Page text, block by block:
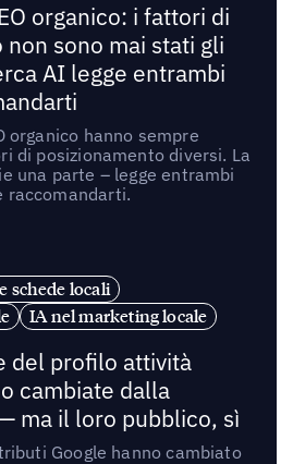
organico: i fattori di
sono mai stati gli
AI legge entrambi
organico hanno sempre
di posizionamento diversi. La
una parte – legge entrambi
raccomandarti.
schede locali
IA nel marketing locale
del profilo attività
cambiate dalla
ma il loro pubblico, sì
Google hanno cambiato